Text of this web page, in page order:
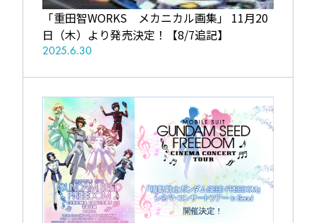
SHARE
Twitter
「重田智WORKS メカニカル画集」 11月20
日（木）より発売決定！【8/7追記】
2025.6.30